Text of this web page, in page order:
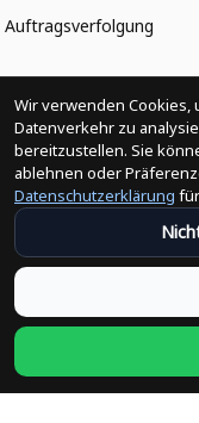
Auftragsverfolgung
Politiken
Änderungen der
Versandpolitik
Rückerstattungsrichtlinie
Rückgabepolitik
Wir verwenden Cookies,
Datenverkehr zu
bereitzustellen. Sie
ablehnen oder
Datenschutzerklärung